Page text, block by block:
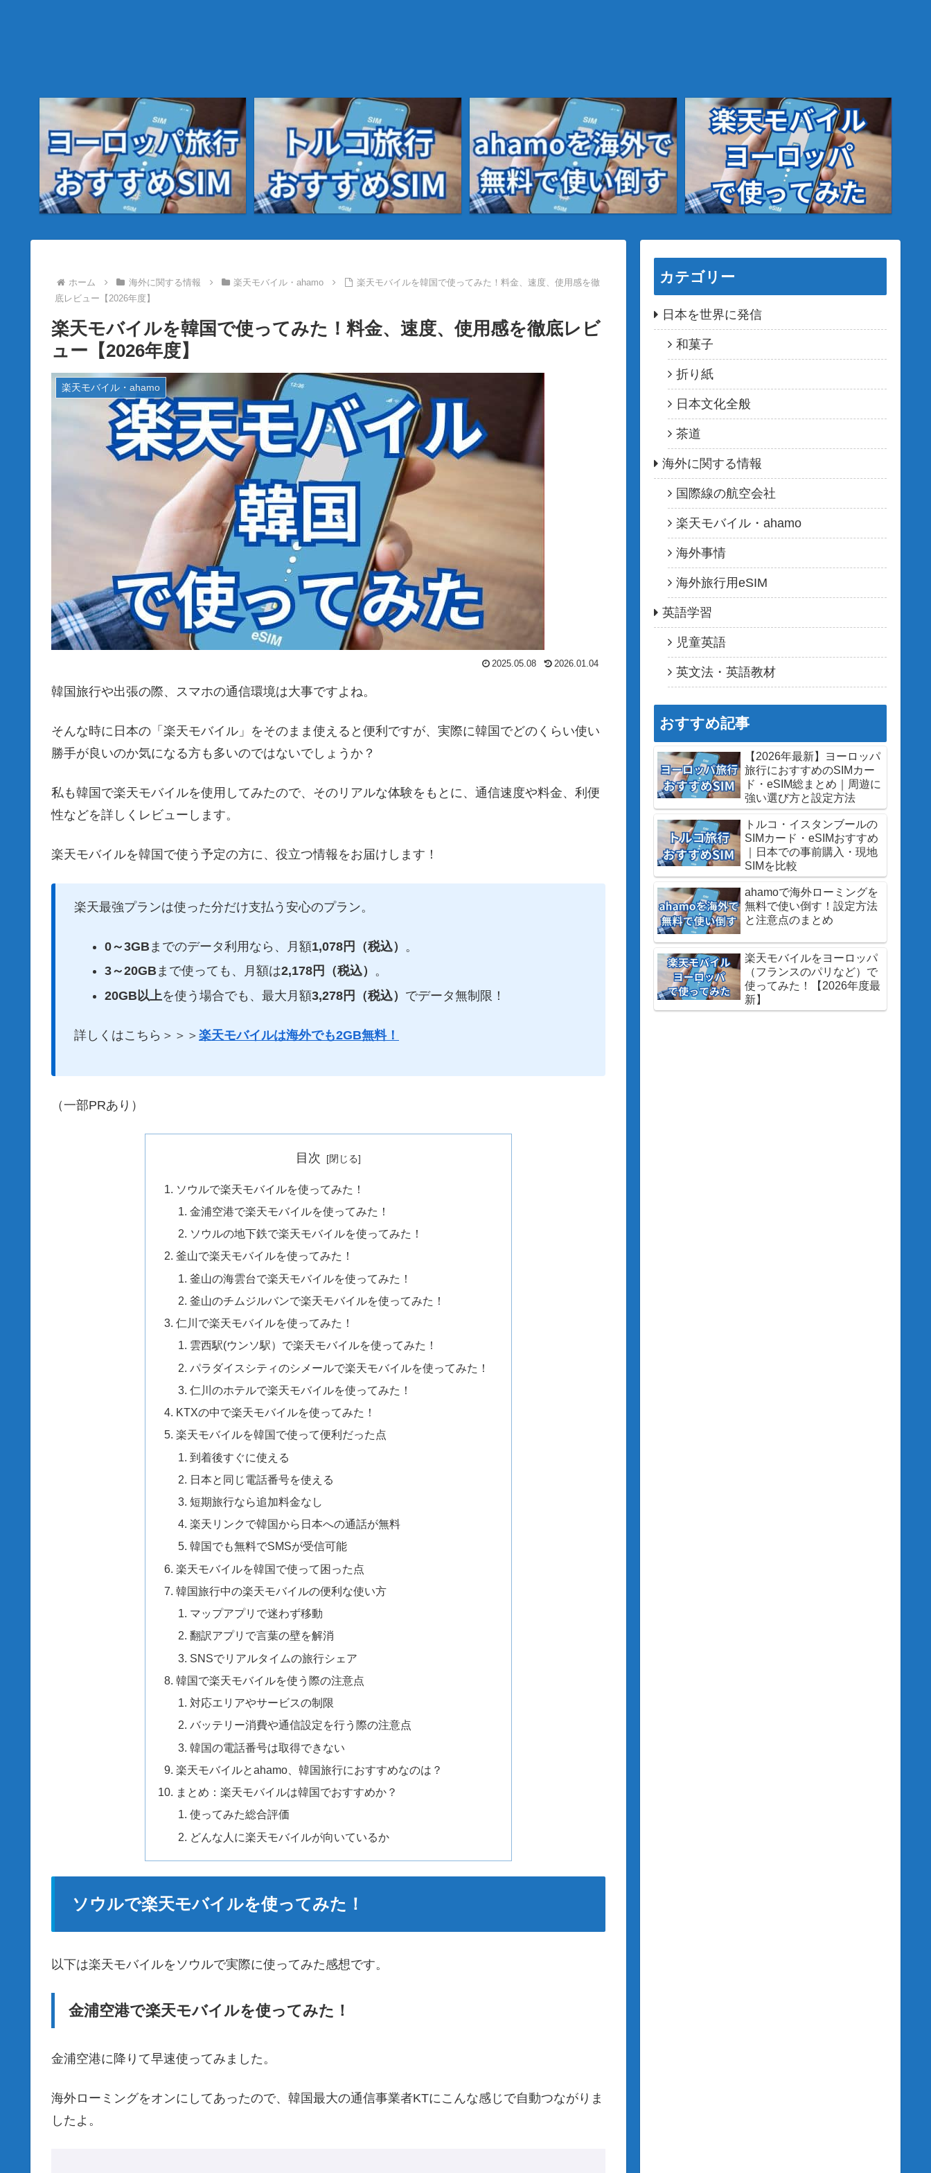
ホーム 海外に関する情報 楽天モバイル・ahamo
楽天モバイルを韓国で使ってみた！料金、速度、使用感を徹
底レビュー【2026年度】
楽天モバイルを韓国で使ってみた！料金、速度、使用感を徹底レビ
ュー【2026年度】
楽天モバイル・ahamo
2025.05.08 2026.01.04
韓国旅行や出張の際、スマホの通信環境は大事ですよね。
そんな時に日本の「楽天モバイル」をそのまま使えると便利ですが、実際に韓国でどのくらい使い
勝手が良いのか気になる方も多いのではないでしょうか？
私も韓国で楽天モバイルを使用してみたので、そのリアルな体験をもとに、通信速度や料金、利便
性などを詳しくレビューします。
楽天モバイルを韓国で使う予定の方に、役立つ情報をお届けします！
楽天最強プランは使った分だけ支払う安心のプラン。
0～3GBまでのデータ利用なら、月額1,078円（税込）
。
3～20GBまで使っても、月額は2,178円（税込） 。
20GB以上を使う場合でも、最大月額3,278円（税込） でデータ無制限！
詳しくはこちら＞＞＞ 楽天モバイルは海外でも2GB無料！
（一部PRあり）
目次
ソウルで楽天モバイルを使ってみた！
金浦空港で楽天モバイルを使ってみた！
ソウルの地下鉄で楽天モバイルを使ってみた！
釜山で楽天モバイルを使ってみた！
釜山の海雲台で楽天モバイルを使ってみた！
釜山のチムジルバンで楽天モバイルを使ってみた！
仁川で楽天モバイルを使ってみた！
雲西駅(ウンソ駅）で楽天モバイルを使ってみた！
パラダイスシティのシメールで楽天モバイルを使ってみた！
仁川のホテルで楽天モバイルを使ってみた！
KTXの中で楽天モバイルを使ってみた！
楽天モバイルを韓国で使って便利だった点
到着後すぐに使える
日本と同じ電話番号を使える
短期旅行なら追加料金なし
楽天リンクで韓国から日本への通話が無料
韓国でも無料でSMSが受信可能
楽天モバイルを韓国で使って困った点
韓国旅行中の楽天モバイルの便利な使い方
マップアプリで迷わず移動
翻訳アプリで言葉の壁を解消
SNSでリアルタイムの旅行シェア
韓国で楽天モバイルを使う際の注意点
対応エリアやサービスの制限
バッテリー消費や通信設定を行う際の注意点
韓国の電話番号は取得できない
楽天モバイルとahamo、韓国旅行におすすめなのは？
まとめ：楽天モバイルは韓国でおすすめか？
使ってみた総合評価
どんな人に楽天モバイルが向いているか
ソウルで楽天モバイルを使ってみた！
以下は楽天モバイルをソウルで実際に使ってみた感想です。
金浦空港で楽天モバイルを使ってみた！
金浦空港に降りて早速使ってみました。
海外ローミングをオンにしてあったので、韓国最大の通信事業者KTにこんな感じで自動つながりま
したよ。
カテゴリー
日本を世界に発信
和菓子
折り紙
日本文化全般
茶道
海外に関する情報
国際線の航空会社
楽天モバイル・ahamo
海外事情
海外旅行用eSIM
英語学習
児童英語
英文法・英語教材
おすすめ記事
【2026年最新】ヨーロッパ
旅行におすすめのSIMカー
ド・eSIM総まとめ｜周遊に
強い選び方と設定方法
トルコ・イスタンブールの
SIMカード・eSIMおすすめ
｜日本での事前購入・現地
SIMを比較
ahamoで海外ローミングを
無料で使い倒す！設定方法
と注意点のまとめ
楽天モバイルをヨーロッパ
（フランスのパリなど）で
使ってみた！【2026年度最
新】